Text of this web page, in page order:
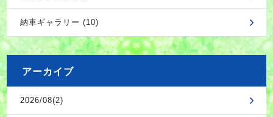
納車ギャラリー (10)
アーカイブ
2026/08(2)